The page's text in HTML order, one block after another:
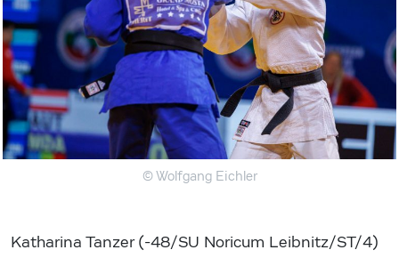
© Wolfgang Eichler
Katharina Tanzer (-48/SU Noricum Leibnitz/ST/4)